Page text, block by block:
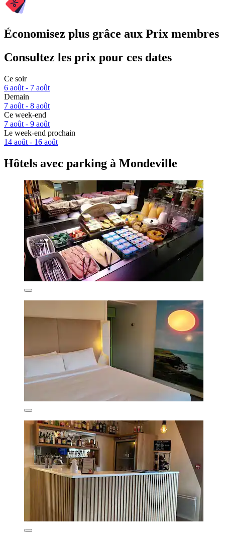
Économisez plus grâce aux Prix membres
Consultez les prix pour ces dates
Ce soir
6 août - 7 août
Demain
7 août - 8 août
Ce week-end
7 août - 9 août
Le week-end prochain
14 août - 16 août
Hôtels avec parking à Mondeville